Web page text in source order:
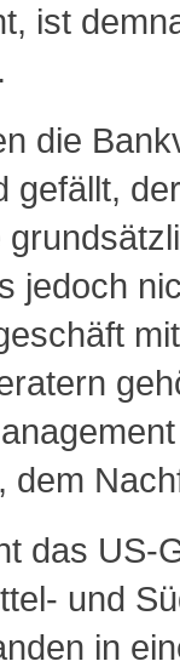
ist
die
gefällt,
jedoch
dem
das US-
und
in